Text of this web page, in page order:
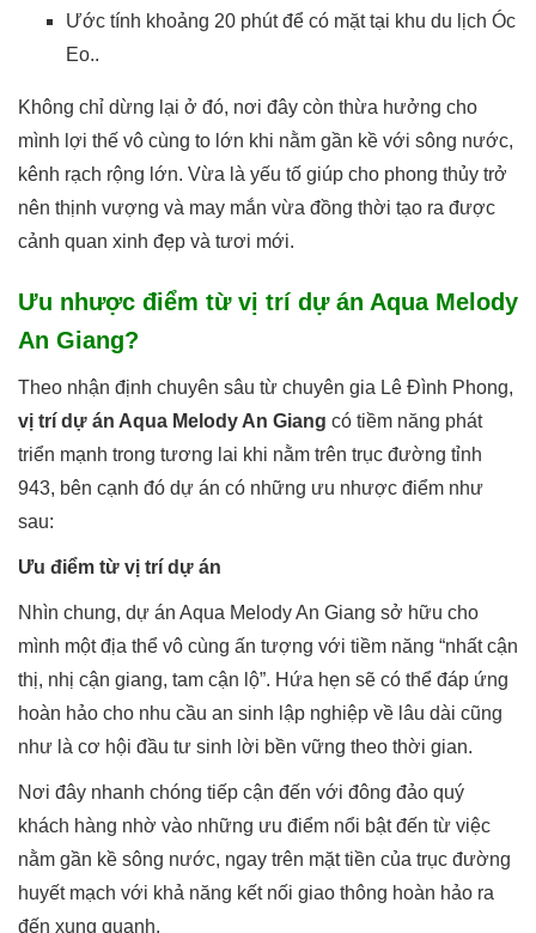
Ước tính khoảng 20 phút để có mặt tại khu du lịch Óc
Eo..
Không chỉ dừng lại ở đó, nơi đây còn thừa hưởng cho
mình lợi thế vô cùng to lớn khi nằm gần kề với sông nước,
kênh rạch rộng lớn. Vừa là yếu tố giúp cho phong thủy trở
nên thịnh vượng và may mắn vừa đồng thời tạo ra được
cảnh quan xinh đẹp và tươi mới.
Ưu nhược điểm từ vị trí dự án Aqua Melody
An Giang?
Theo nhận định chuyên sâu từ chuyên gia Lê Đình Phong,
vị trí dự án Aqua Melody An Giang có tiềm năng phát
triển mạnh trong tương lai khi nằm trên trục đường tỉnh
943, bên cạnh đó dự án có những ưu nhược điểm như
sau:
Ưu điểm từ vị trí dự án
Nhìn chung, dự án Aqua Melody An Giang sở hữu cho
mình một địa thể vô cùng ấn tượng với tiềm năng “nhất cận
thị, nhị cận giang, tam cận lộ”. Hứa hẹn sẽ có thể đáp ứng
hoàn hảo cho nhu cầu an sinh lập nghiệp về lâu dài cũng
như là cơ hội đầu tư sinh lời bền vững theo thời gian.
Nơi đây nhanh chóng tiếp cận đến với đông đảo quý
khách hàng nhờ vào những ưu điểm nổi bật đến từ việc
nằm gần kề sông nước, ngay trên mặt tiền của trục đường
huyết mạch với khả năng kết nối giao thông hoàn hảo ra
đến xung quanh.